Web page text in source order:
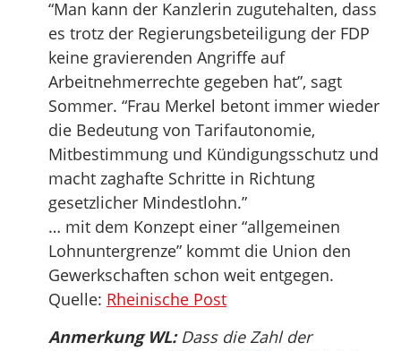
“Man kann der Kanzlerin zugutehalten, dass
es trotz der Regierungsbeteiligung der FDP
keine gravierenden Angriffe auf
Arbeitnehmerrechte gegeben hat”, sagt
Sommer. “Frau Merkel betont immer wieder
die Bedeutung von Tarifautonomie,
Mitbestimmung und Kündigungsschutz und
macht zaghafte Schritte in Richtung
gesetzlicher Mindestlohn.”
… mit dem Konzept einer “allgemeinen
Lohnuntergrenze” kommt die Union den
Gewerkschaften schon weit entgegen.
Quelle: Rheinische Post
Anmerkung WL:Dass die Zahl der